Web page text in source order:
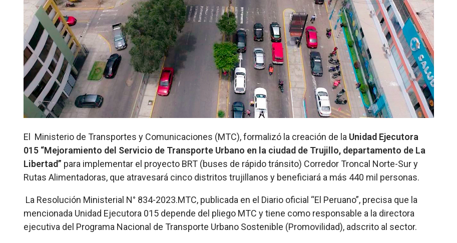
El Ministerio de Transportes y Comunicaciones (MTC), formalizó la creación de la Unidad Ejecutora
015 “Mejoramiento del Servicio de Transporte Urbano en la ciudad de Trujillo, departamento de La
Libertad” para implementar el proyecto BRT (buses de rápido tránsito) Corredor Troncal Norte-Sur y
Rutas Alimentadoras, que atravesará cinco distritos trujillanos y beneficiará a más 440 mil personas.
La Resolución Ministerial N° 834-2023.MTC, publicada en el Diario oficial “El Peruano”, precisa que la
mencionada Unidad Ejecutora 015 depende del pliego MTC y tiene como responsable a la directora
ejecutiva del Programa Nacional de Transporte Urbano Sostenible (Promovilidad), adscrito al sector.